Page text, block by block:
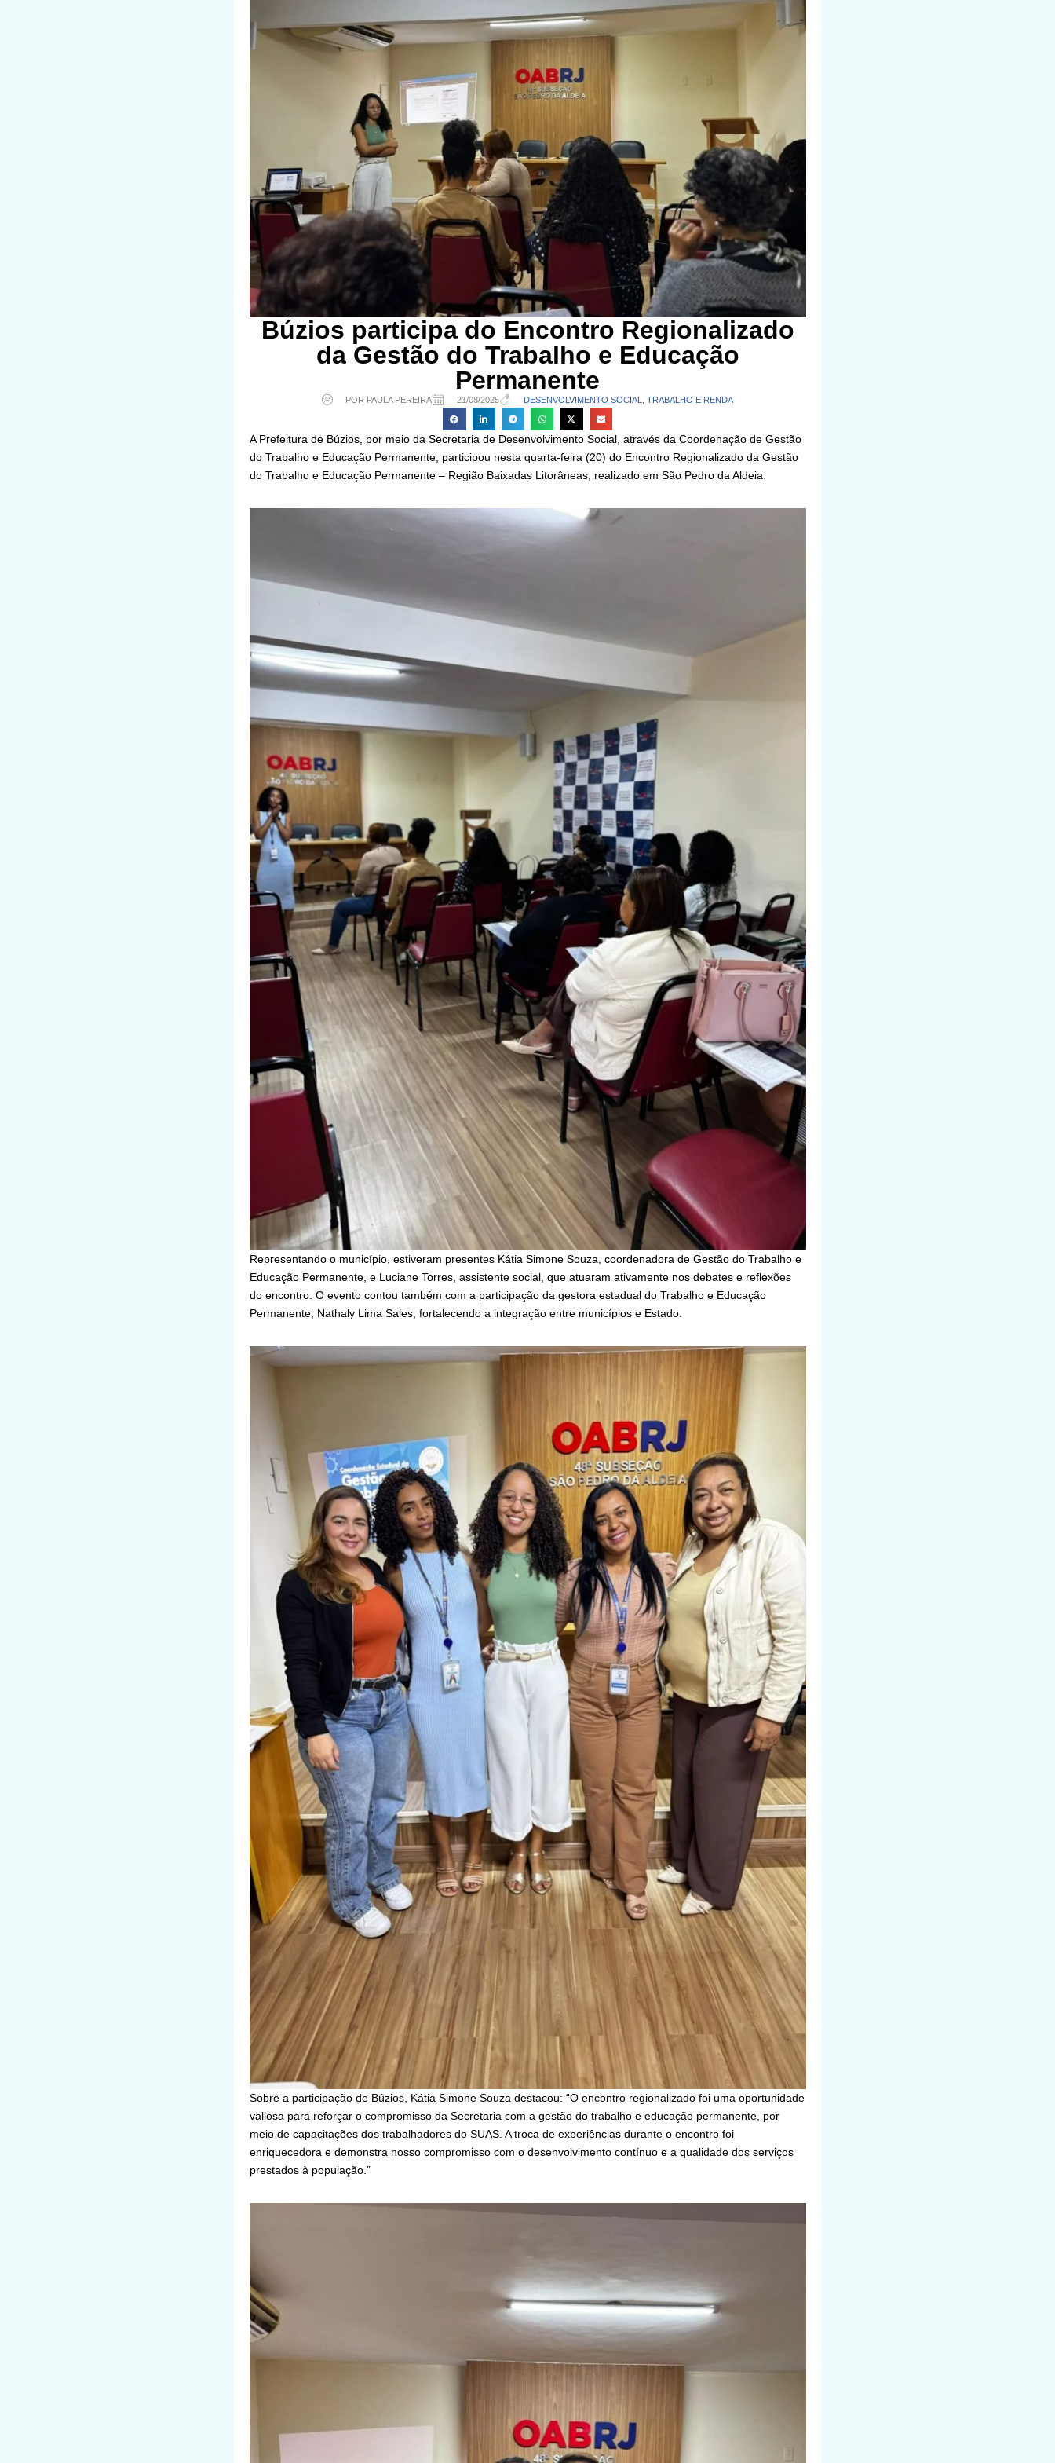
Búzios participa do Encontro Regionalizado
da Gestão do Trabalho e Educação
Permanente
POR PAULA PEREIRA 21/08/2025 DESENVOLVIMENTO SOCIAL, TRABALHO E RENDA
A Prefeitura de Búzios, por meio da Secretaria de Desenvolvimento Social, através da Coordenação de Gestão
do Trabalho e Educação Permanente, participou nesta quarta-feira (20) do Encontro Regionalizado da Gestão
do Trabalho e Educação Permanente – Região Baixadas Litorâneas, realizado em São Pedro da Aldeia.
Representando o município, estiveram presentes Kátia Simone Souza, coordenadora de Gestão do Trabalho e
Educação Permanente, e Luciane Torres, assistente social, que atuaram ativamente nos debates e reflexões
do encontro. O evento contou também com a participação da gestora estadual do Trabalho e Educação
Permanente, Nathaly Lima Sales, fortalecendo a integração entre municípios e Estado.
Sobre a participação de Búzios, Kátia Simone Souza destacou: “O encontro regionalizado foi uma oportunidade
valiosa para reforçar o compromisso da Secretaria com a gestão do trabalho e educação permanente, por
meio de capacitações dos trabalhadores do SUAS. A troca de experiências durante o encontro foi
enriquecedora e demonstra nosso compromisso com o desenvolvimento contínuo e a qualidade dos serviços
prestados à população.”